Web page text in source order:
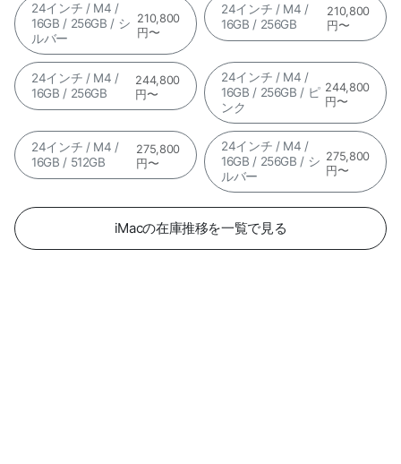
24インチ / M4 /
16GB / 256GB / シ
ルバー
210,800
円〜
24インチ / M4 /
16GB / 256GB
210,800
円〜
24インチ / M4 /
16GB / 256GB
244,800
円〜
24インチ / M4 /
16GB / 256GB / ピ
ンク
244,800
円〜
24インチ / M4 /
16GB / 512GB
275,800
円〜
24インチ / M4 /
16GB / 256GB / シ
ルバー
275,800
円〜
iMacの在庫推移を一覧で見る